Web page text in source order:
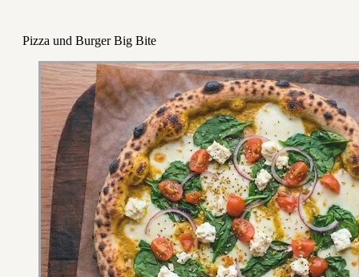
Pizza und Burger Big Bite